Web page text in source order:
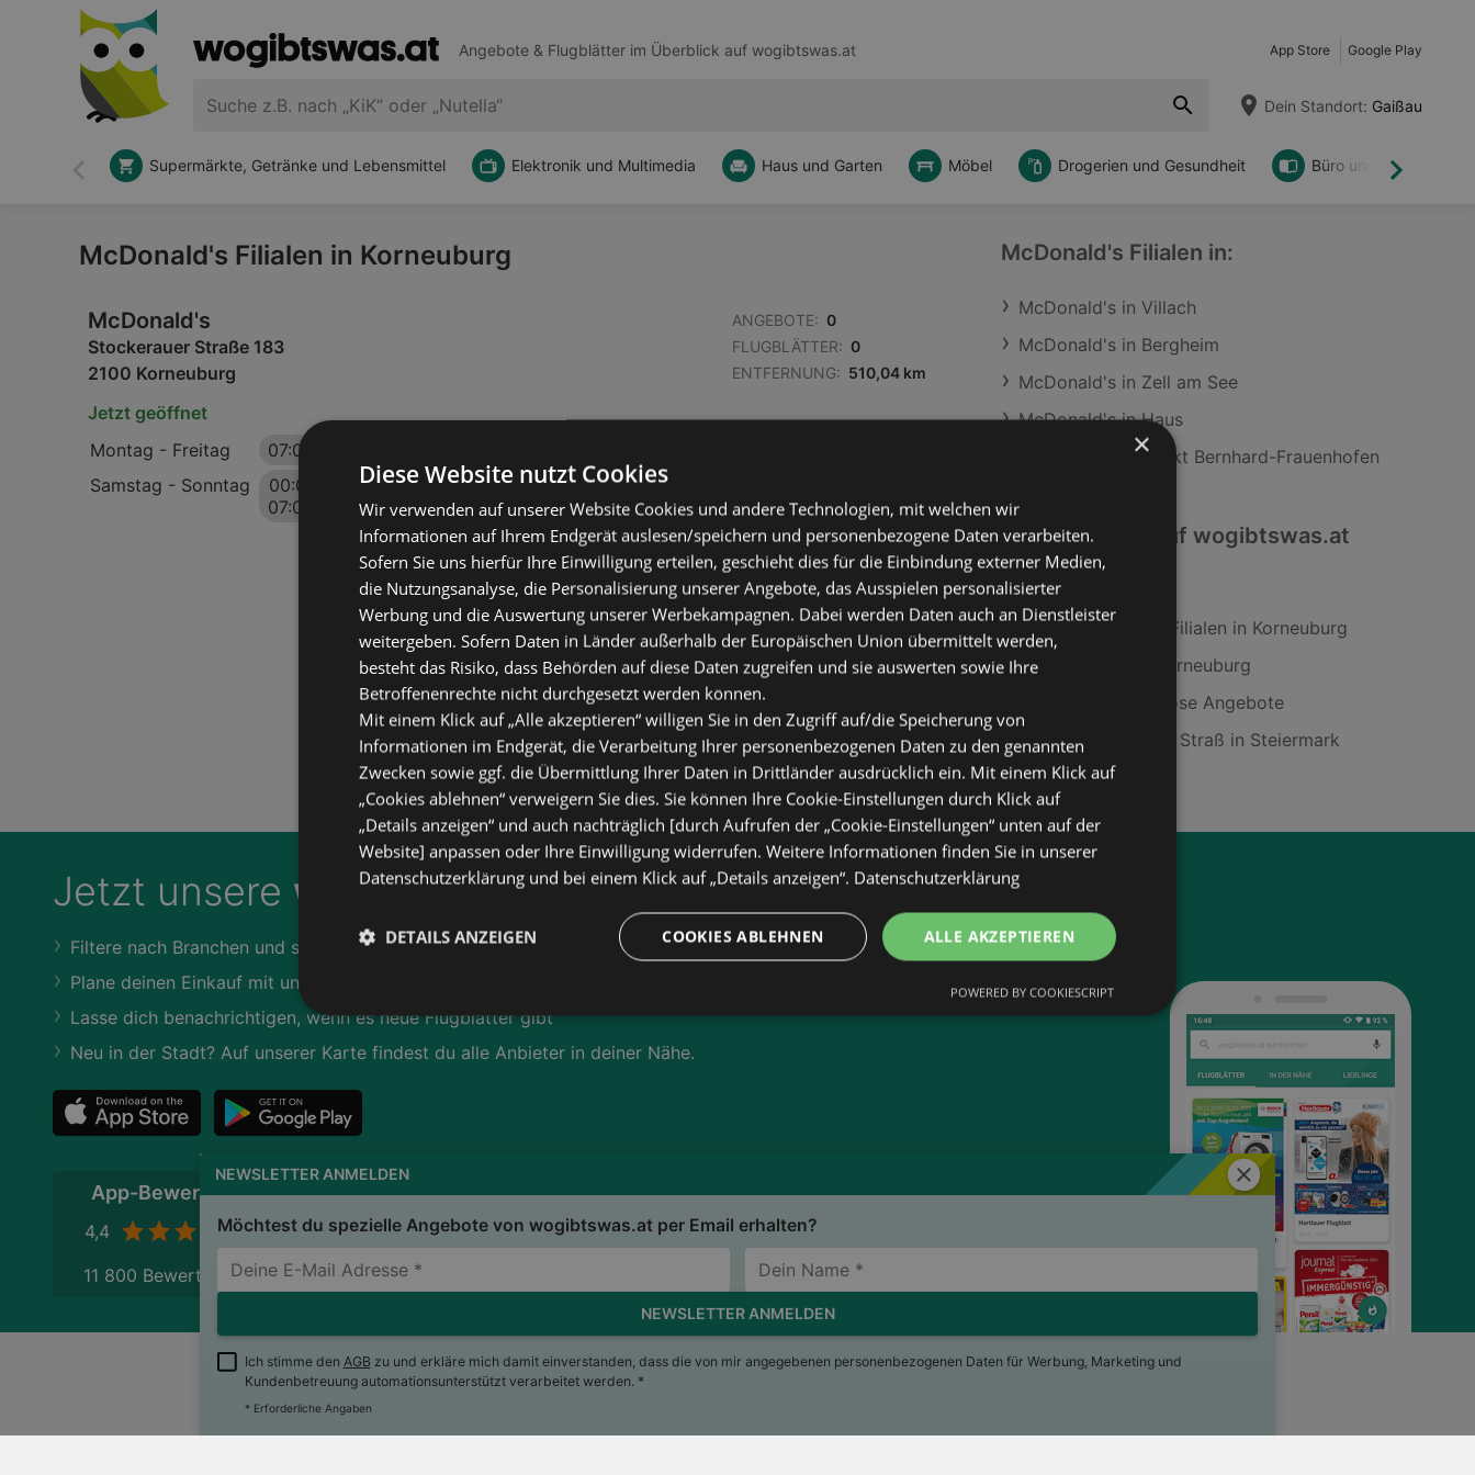
Angebote & Flugblätter im Überblick auf wogibtswas.at App Store Google Play
Dein Standort: Gaißau
Zurück Weiter
Supermärkte, Getränke und Lebensmittel Elektronik und Multimedia Haus und Garten Möbel Drogerien und Gesundheit Büro und DIY
McDonald's Filialen in Korneuburg
Schließen
NEWSLETTER ANMELDEN
Möchtest du spezielle Angebote von wogibtswas.at per Email erhalten?
NEWSLETTER ANMELDEN
Ich stimme den AGB zu und erkläre mich damit einverstanden, dass die von mir angegebenen personenbezogenen Daten für Werbung, Marketing und
Kundenbetreuung automationsunterstützt verarbeitet werden. *
* Erforderliche Angaben
McDonald's
Stockerauer Straße 183
2100 Korneuburg
ANGEBOTE: 0
FLUGBLÄTTER: 0
ENTFERNUNG: 510,04 km
Jetzt geöffnet
Montag - Freitag
07:00
Samstag - Sonntag
00:00
01:00 Uhr
07:00
23:59 Uhr
McDonald's Filialen in:
McDonald's in Villach
McDonald's in Bergheim
McDonald's in Zell am See
McDonald's in Haus
McDonald's in Sankt Bernhard-Frauenhofen
Interessantes auf wogibtswas.at
Seat in Fürstenfeld
Fussl Modestraße Filialen in Korneuburg
ADEG Filialen in Korneuburg
Melrose Jogginghose Angebote
dm friseurstudio in Straß in Steiermark
Jetzt unsere wogibtswas.atApp runterladen:
Filtere nach Branchen und stöbere in Produkten und Flugblättern
Plane deinen Einkauf mit unserem Merkzettel
Lasse dich benachrichtigen, wenn es neue Flugblätter gibt
Neu in der Stadt? Auf unserer Karte findest du alle Anbieter in deiner Nähe.
App-Bewertung
4,4
11 800 Bewertungen
wogibtswas.at Impressum Nutzungsbedingungen
×
Diese Website nutzt Cookies
Wir verwenden auf unserer Website Cookies und andere Technologien, mit welchen wir
Informationen auf Ihrem Endgerät auslesen/speichern und personenbezogene Daten verarbeiten.
Sofern Sie uns hierfür Ihre Einwilligung erteilen, geschieht dies für die Einbindung externer Medien,
die Nutzungsanalyse, die Personalisierung unserer Angebote, das Ausspielen personalisierter
Werbung und die Auswertung unserer Werbekampagnen. Dabei werden Daten auch an Dienstleister
weitergeben. Sofern Daten in Länder außerhalb der Europäischen Union übermittelt werden,
besteht das Risiko, dass Behörden auf diese Daten zugreifen und sie auswerten sowie Ihre
Betroffenenrechte nicht durchgesetzt werden können.
Mit einem Klick auf „Alle akzeptieren“ willigen Sie in den Zugriff auf/die Speicherung von
Informationen im Endgerät, die Verarbeitung Ihrer personenbezogenen Daten zu den genannten
Zwecken sowie ggf. die Übermittlung Ihrer Daten in Drittländer ausdrücklich ein. Mit einem Klick auf
„Cookies ablehnen“ verweigern Sie dies. Sie können Ihre Cookie-Einstellungen durch Klick auf
„Details anzeigen“ und auch nachträglich [durch Aufrufen der „Cookie-Einstellungen“ unten auf der
Website] anpassen oder Ihre Einwilligung widerrufen. Weitere Informationen finden Sie in unserer
Datenschutzerklärung und bei einem Klick auf „Details anzeigen“. Datenschutzerklärung
ALLE AKZEPTIEREN
COOKIES ABLEHNEN
DETAILS ANZEIGEN
POWERED BY COOKIESCRIPT